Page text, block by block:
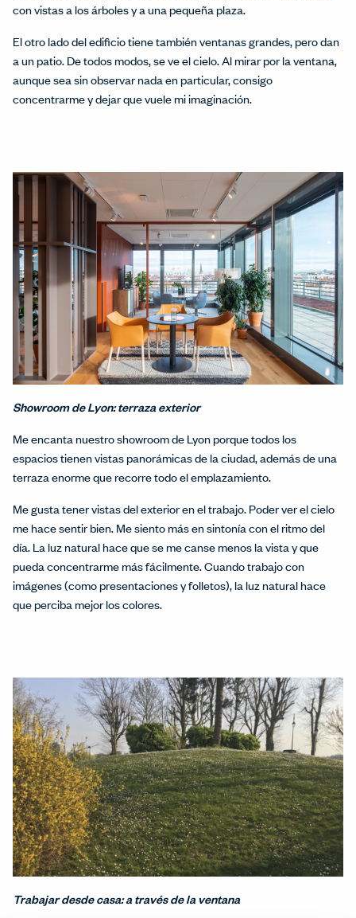
con vistas a los árboles y a una pequeña plaza.
El otro lado del edificio tiene también ventanas grandes, pero dan
a un patio. De todos modos, se ve el cielo. Al mirar por la ventana,
aunque sea sin observar nada en particular, consigo
concentrarme y dejar que vuele mi imaginación.
Showroom de Lyon: terraza exterior
Me encanta nuestro showroom de Lyon porque todos los
espacios tienen vistas panorámicas de la ciudad, además de una
terraza enorme que recorre todo el emplazamiento.
Me gusta tener vistas del exterior en el trabajo. Poder ver el cielo
me hace sentir bien. Me siento más en sintonía con el ritmo del
día. La luz natural hace que se me canse menos la vista y que
pueda concentrarme más fácilmente. Cuando trabajo con
imágenes (como presentaciones y folletos), la luz natural hace
que perciba mejor los colores.
Trabajar desde casa: a través de la ventana